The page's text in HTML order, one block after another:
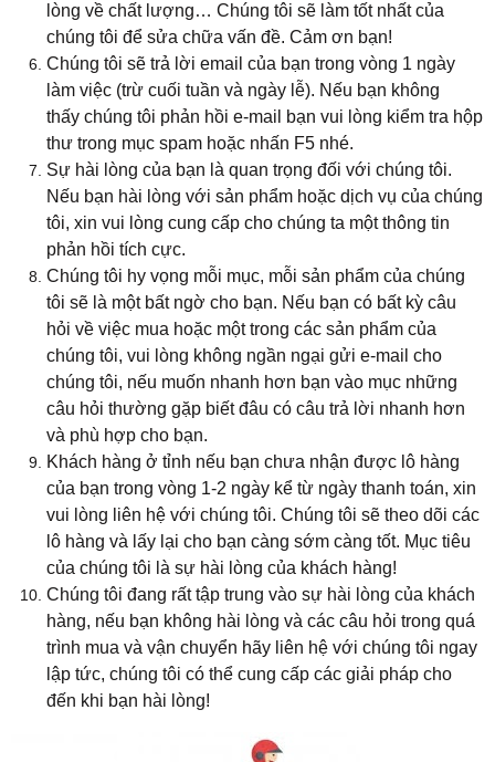
lòng về chất lượng… Chúng tôi sẽ làm tốt nhất của
chúng tôi để sửa chữa vấn đề. Cảm ơn bạn!
Chúng tôi sẽ trả lời email của bạn trong vòng 1 ngày
làm việc (trừ cuối tuần và ngày lễ). Nếu bạn không
thấy chúng tôi phản hồi e-mail bạn vui lòng kiểm tra hộp
thư trong mục spam hoặc nhấn F5 nhé.
Sự hài lòng của bạn là quan trọng đối với chúng tôi.
Nếu bạn hài lòng với sản phẩm hoặc dịch vụ của chúng
tôi, xin vui lòng cung cấp cho chúng ta một thông tin
phản hồi tích cực.
Chúng tôi hy vọng mỗi mục, mỗi sản phẩm của chúng
tôi sẽ là một bất ngờ cho bạn. Nếu bạn có bất kỳ câu
hỏi về việc mua hoặc một trong các sản phẩm của
chúng tôi, vui lòng không ngần ngại gửi e-mail cho
chúng tôi, nếu muốn nhanh hơn bạn vào mục những
câu hỏi thường gặp biết đâu có câu trả lời nhanh hơn
và phù hợp cho bạn.
Khách hàng ở tỉnh nếu bạn chưa nhận được lô hàng
của bạn trong vòng 1-2 ngày kể từ ngày thanh toán, xin
vui lòng liên hệ với chúng tôi. Chúng tôi sẽ theo dõi các
lô hàng và lấy lại cho bạn càng sớm càng tốt. Mục tiêu
của chúng tôi là sự hài lòng của khách hàng!
Chúng tôi đang rất tập trung vào sự hài lòng của khách
hàng, nếu bạn không hài lòng và các câu hỏi trong quá
trình mua và vận chuyển hãy liên hệ với chúng tôi ngay
lập tức, chúng tôi có thể cung cấp các giải pháp cho
đến khi bạn hài lòng!